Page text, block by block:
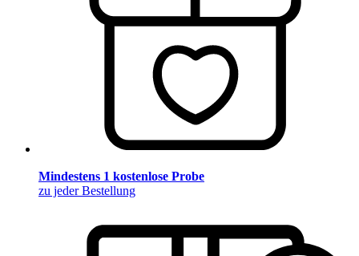
Mindestens 1 kostenlose Probe
zu jeder Bestellung